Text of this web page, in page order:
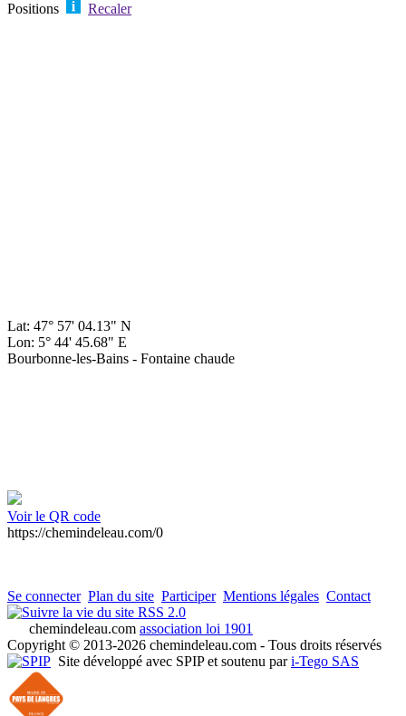
Positions
Recaler
Lat: 47° 57' 04.13" N
Lon: 5° 44' 45.68" E
Bourbonne-les-Bains - Fontaine chaude
Voir le QR code
https://chemindeleau.com/0
Se connecter Plan du site Participer Mentions légales Contact
RSS 2.0
chemindeleau.com association loi 1901
Copyright © 2013-2026 chemindeleau.com - Tous droits réservés
Site développé avec SPIP et soutenu pari-Tego SAS